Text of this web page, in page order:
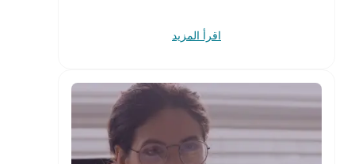
اقرأ المزيد